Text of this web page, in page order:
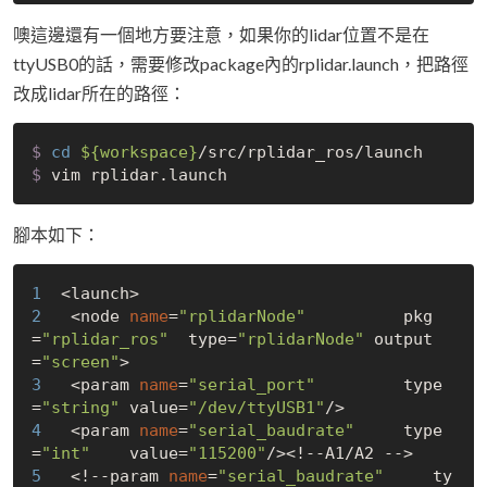
噢這邊還有一個地方要注意，如果你的lidar位置不是在
ttyUSB0的話，需要修改package內的rplidar.launch，把路徑
改成lidar所在的路徑：
$ cd ${workspace}/src/rplidar_ros/launch
$ vim rplidar.launch
腳本如下：
1
<launch>
2
  <node
name="rplidarNode"
          pkg
="rplidar_ros"
  type=
"rplidarNode" output
="screen" >
3
  <param
name="serial_port"
         type
="string" value="/dev/ttyUSB1"
/>
4
  <param
name="serial_baudrate"
     type
="int"
    value=
"115200"
/><!--A1/A2 -->
5
  <!--param
name="serial_baudrate"
     ty